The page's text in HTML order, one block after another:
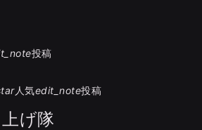
投稿
人気edit_note投稿
げ隊